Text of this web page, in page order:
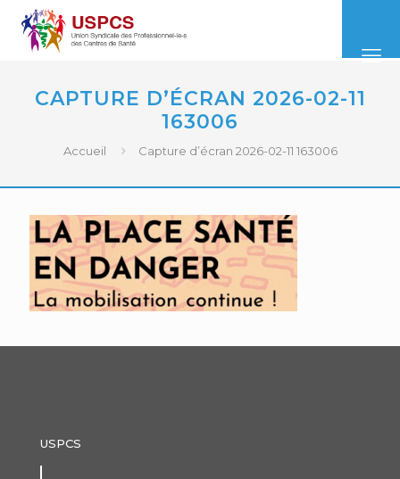
CAPTURE D’ÉCRAN 2026-02-11
163006
Accueil Capture d’écran 2026-02-11 163006
USPCS